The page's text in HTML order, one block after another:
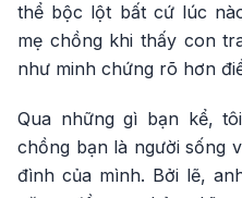
thể bộc lột bất cứ lúc
mẹ chồng khi thấy con
như minh chứng rõ hơn
Qua những gì bạn kể,
chồng bạn là người sống
đình của mình. Bởi lẽ,